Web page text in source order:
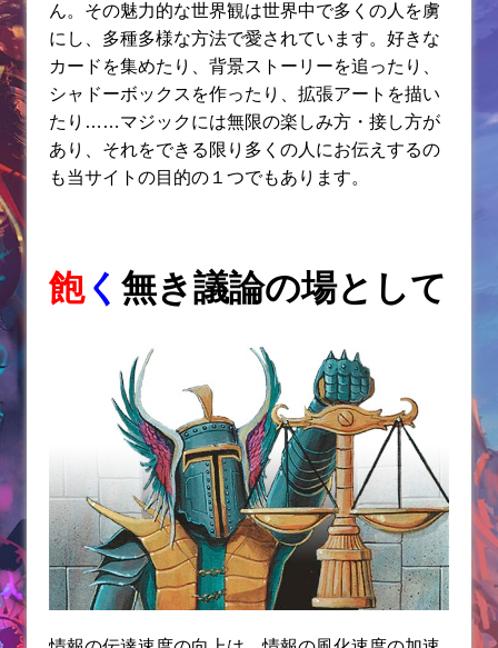
ん。その魅力的な世界観は世界中で多くの人を虜
にし、多種多様な方法で愛されています。好きな
カードを集めたり、背景ストーリーを追ったり、
シャドーボックスを作ったり、拡張アートを描い
たり……マジックには無限の楽しみ方・接し方が
あり、それをできる限り多くの人にお伝えするの
も当サイトの目的の１つでもあります。
飽く 無き議論の場として